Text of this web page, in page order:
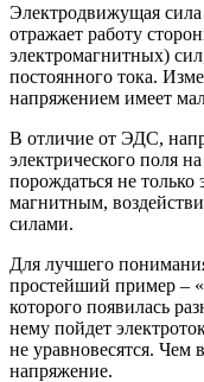
Электродвижущая сила
отражает работу
электромагнитных)
постоянного тока.
напряжением имеет
В отличие от ЭДС,
электрического поля
порождаться не
магнитным,
силами.
Для лучшего
простейший пример –
которого появилась
нему пойдет
не уравновесятся. Чем
напряжение.